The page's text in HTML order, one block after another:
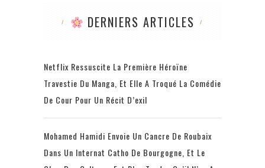
DERNIERS ARTICLES
Netflix Ressuscite La Première Héroïne
Travestie Du Manga, Et Elle A Troqué La Comédie
De Cour Pour Un Récit D’exil
Mohamed Hamidi Envoie Un Cancre De Roubaix
Dans Un Internat Catho De Bourgogne, Et Le